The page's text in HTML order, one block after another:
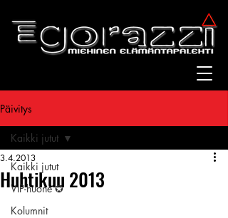
Päivitys
Kaikki jutut
VIP-huone ✪
Kolumnit
Kaikki jutut
Huhtikuu 2013
3.4.2013